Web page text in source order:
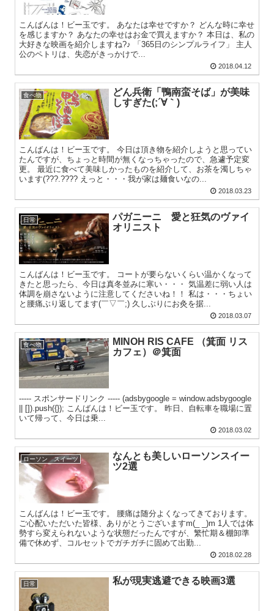
こんばんは！ビー玉です。 あなたは幸せですか？ どんな時に幸せ
を感じますか？ あなたの幸せはお金で買えますか？ 本日は、私の
大好きな映画を紹介しますね?♪ 「365日のシンプルライフ」 主人
公のペトリは、失恋がきっかけで...
2018.04.12
食べ物
どん兵衛「鴨南蛮そば」が美味
しすぎた(;´∀｀)
こんばんは！ビー玉です。 今日は頂き物を紹介しようと思ってい
たんですが、ちょっと時間が無くなっちゃったので、急遽予定変
更。 最近に食べて美味しかったものを紹介して、お茶を濁しちゃ
います(???.???? えっと・・・我が家は麺食いなの...
2018.03.23
日常
パガニーニ 愛と狂気のヴァイ
オリニスト
こんばんは！ビー玉です。 コートが要らないくらい温かくなって
きたと思ったら、今日は真冬並みに寒い・・・ 気温差に弱い人は
体調を崩さないように注意してくださいね！！ 私は・・・ちょい
と腰痛ぶり返してます(￣▽￣;) 久しぶりにお灸を据...
2018.03.07
食べ物
MINOH RIS CAFE （箕面 リス
カフェ）＠箕面
----- スポンサードリンク ----- (adsbygoogle = window.adsbygoogle
|| []).push({}); こんばんは！ビー玉です。 昨日、自転車を職場に置
いて帰って、今日は乗...
2018.03.02
ローソン スイーツ
なんとも美しいローソンスイー
ツ2選
こんばんは！ビー玉です。 腰痛は随分よくなってきております。
ご心配いただいた皆様、ありがとうございますm(_ _)m 1人では体
勢すら変えられないような状態だったんですが、繁忙期＆棚卸準
備で休めず、コルセットでガチガチに固めて出勤...
2018.02.28
日常 私が現実逃避できる映画3選